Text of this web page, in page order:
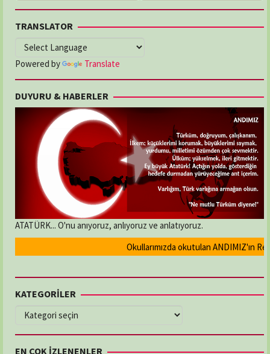
TRANSLATOR
Powered by Translate
DUYURU & HABERLER
ATATÜRK... O'nu anıyoruz, anlıyoruz ve anlatıyoruz.
Okullarımızda okutulan ANDIMIZ'ın
KATEGORİLER
KATEGORİLER
EN ÇOK İZLENENLER